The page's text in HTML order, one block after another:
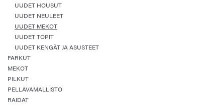
UUDET HOUSUT
UUDET NEULEET
UUDET MEKOT
UUDET TOPIT
UUDET KENGÄT JA ASUSTEET
FARKUT
MEKOT
PILKUT
PELLAVAMALLISTO
RAIDAT